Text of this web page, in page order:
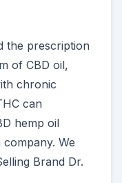
the prescription
of CBD oil,
chronic
can
hemp oil
We
Brand Dr.